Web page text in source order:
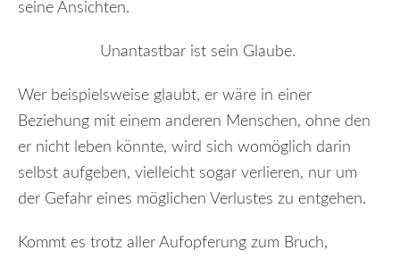
seine Ansichten.
Unantastbar ist sein Glaube.
Wer beispielsweise glaubt, er wäre in einer
Beziehung mit einem anderen Menschen, ohne den
er nicht leben könnte, wird sich womöglich darin
selbst aufgeben, vielleicht sogar verlieren, nur um
der Gefahr eines möglichen Verlustes zu entgehen.
Kommt es trotz aller Aufopferung zum Bruch,